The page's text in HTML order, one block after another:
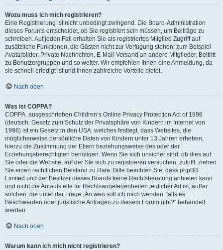
Wozu muss ich mich registrieren?
Eine Registrierung ist nicht unbedingt zwingend. Die Board-Administration
dieses Forums entscheidet, ob Sie registriert sein müssen, um Beiträge zu
schreiben. Auf jeden Fall erhalten Sie als registriertes Mitglied Zugriff auf
zusätzliche Funktionen, die Gästen nicht zur Verfügung stehen: zum Beispiel
Avatarbilder, Private Nachrichten, E-Mail-Versand an andere Mitglieder, Beitritt
zu Benutzergruppen und so weiter. Wir empfehlen Ihnen eine Anmeldung, da
sie schnell erledigt ist und Ihnen zahlreiche Vorteile bietet.
Nach oben
Was ist COPPA?
COPPA, ausgeschrieben Children’s Online Privacy Protection Act of 1998
(deutsch: Gesetz zum Schutz der Privatsphäre von Kindern im Internet von
1998) ist ein Gesetz in den USA, welches festlegt, dass Websites, die
möglicherweise persönliche Daten von Kindern unter 13 Jahren erheben,
hierzu die Zustimmung der Eltern beziehungsweise des oder der
Erziehungsberechtigten benötigen. Wenn Sie sich unsicher sind, ob dies auf
Sie oder die Website, auf der Sie sich zu registrieren versuchen, zutrifft, ziehen
Sie einen rechtlichen Beistand zu Rate. Bitte beachten Sie, dass phpBB
Limited und der Besitzer dieses Boards keine Rechtsberatung anbieten kann
und nicht die Anlaufstelle für Rechtsangelegenheiten jeglicher Art ist; außer
solchen, die unter der Frage „An wen soll ich mich wenden, falls es
Beschwerden oder juristische Anfragen zu diesem Forum gibt?“ behandelt
werden.
Nach oben
Warum kann ich mich nicht registrieren?